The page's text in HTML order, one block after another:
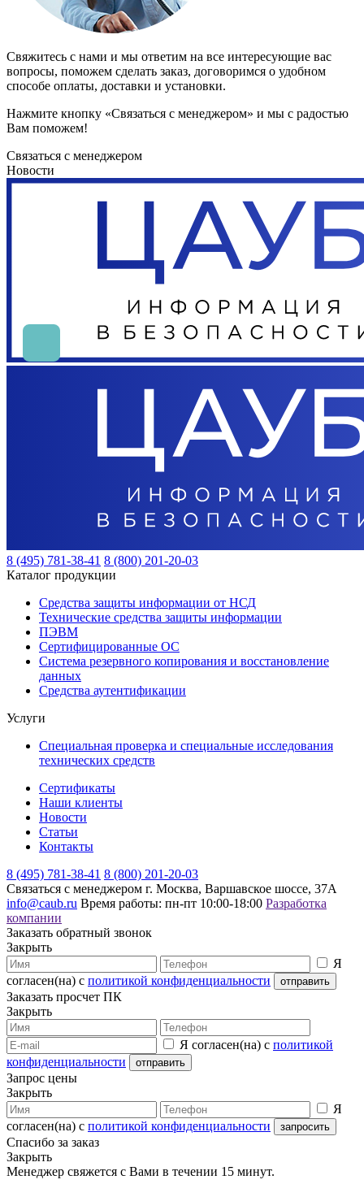
Свяжитесь с нами и мы ответим на все интересующие вас
вопросы, поможем сделать заказ, договоримся о удобном
способе оплаты, доставки и установки.
Нажмите кнопку «Связаться с менеджером» и мы с радостью
Вам поможем!
Связаться с менеджером
Новости
8 (495) 781-38-41 8 (800) 201-20-03
Каталог продукции
Средства защиты информации от НСД
Технические средства защиты информации
ПЭВМ
Сертифицированные ОС
Система резервного копирования и восстановление
данных
Средства аутентификации
Услуги
Специальная проверка и специальные исследования
технических средств
Сертификаты
Наши клиенты
Новости
Статьи
Контакты
8 (495) 781-38-41 8 (800) 201-20-03
Связаться с менеджером г. Москва, Варшавское шоссе, 37А
info@caub.ru Время работы: пн-пт 10:00-18:00 Разработка
компании
Заказать обратный звонок
Закрыть
Я
согласен(на) с политикой конфиденциальности
Заказать просчет ПК
Закрыть
Я согласен(на) с политикой
конфиденциальности
Запрос цены
Закрыть
Я
согласен(на) с политикой конфиденциальности
Спасибо за заказ
Закрыть
Менеджер свяжется с Вами в течении 15 минут.